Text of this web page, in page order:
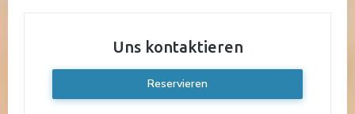
Uns kontaktieren
Reservieren